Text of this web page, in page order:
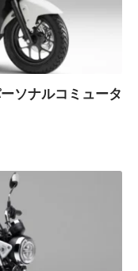
ソナルコミュータ